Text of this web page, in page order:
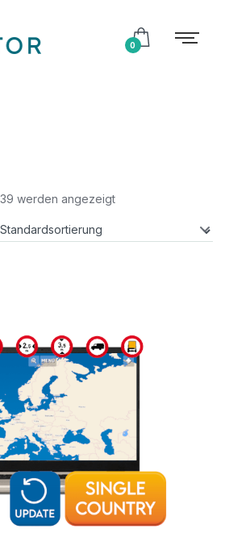
0
werden angezeigt